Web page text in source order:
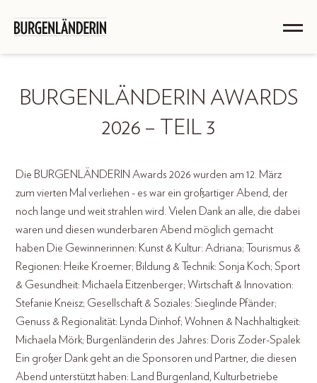
BURGENLÄNDERIN AWARDS
2026 – TEIL 3
Die BURGENLÄNDERIN Awards 2026 wurden am 12. März
zum vierten Mal verliehen - es war ein großartiger Abend, der
noch lange und weit strahlen wird. Vielen Dank an alle, die dabei
waren und diesen wunderbaren Abend möglich gemacht
haben Die Gewinnerinnen: Kunst & Kultur: Adriana; Tourismus &
Regionen: Heike Kroemer; Bildung & Technik: Sonja Koch; Sport
& Gesundheit: Michaela Eitzenberger; Wirtschaft & Innovation:
Stefanie Kneisz; Gesellschaft & Soziales: Sieglinde Pfänder;
Genuss & Regionalität: Lynda Dinhof; Wohnen & Nachhaltigkeit:
Michaela Mörk; Burgenländerin des Jahres: Doris Zoder-Spalek
Ein großer Dank geht an die Sponsoren und Partner, die diesen
Abend unterstützt haben: Land Burgenland, Kulturbetriebe